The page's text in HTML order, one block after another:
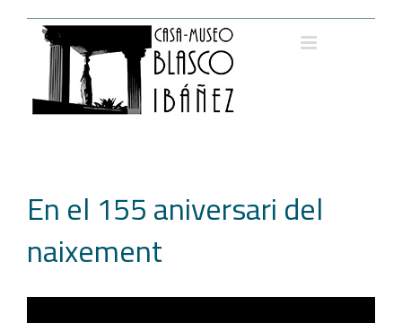
contenido
En el 155 aniversari del
naixement